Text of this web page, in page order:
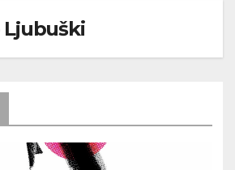
Ljubuški